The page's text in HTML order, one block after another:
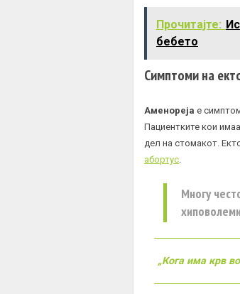
Прочитајте:
бебето
Симптоми на
Аменореја е
Пациентките кои
дел на стомакот.
абортус.
Многу
„Кога има крв